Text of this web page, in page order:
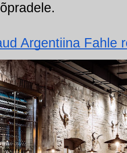
Argentiina Fahle